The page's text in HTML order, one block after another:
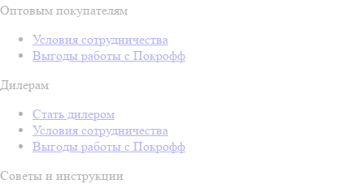
Оптовым покупателям
Условия сотрудничества
Выгоды работы с Покрофф
Дилерам
Стать дилером
Условия сотрудничества
Выгоды работы с Покрофф
Советы и инструкции